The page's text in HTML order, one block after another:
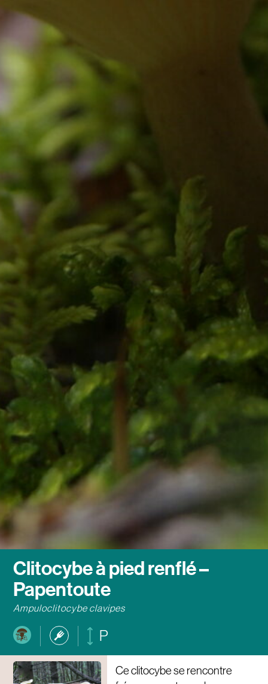
Clitocybe à pied renflé –
Papentoute
Ampuloclitocybe clavipes
P
Ce clitocybe se rencontre